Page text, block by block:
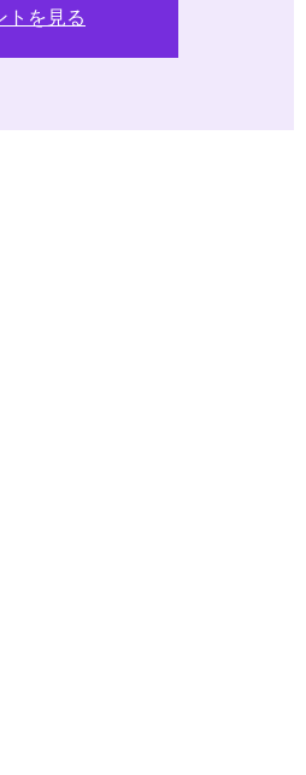
トを見る